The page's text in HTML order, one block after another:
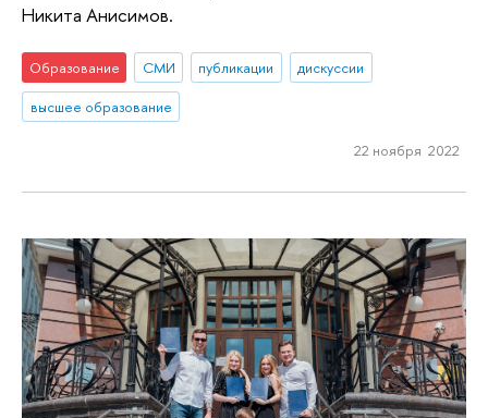
Никита Анисимов.
Образование СМИ публикации
дискуссии
высшее образование
22 ноября 2022